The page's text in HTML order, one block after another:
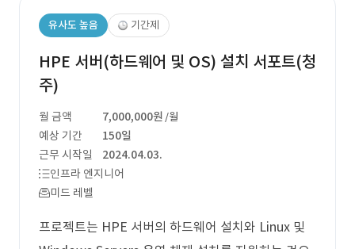
유사도 높음 기간제
HPE 서버(하드웨어 및 OS) 설치 서포트(청
주)
월 금액 7,000,000원 /월
예상 기간
150일
근무 시작일
2024.04.03.
인프라 엔지니어
미드 레벨
프로젝트는 HPE 서버의 하드웨어 설치와 Linux 및